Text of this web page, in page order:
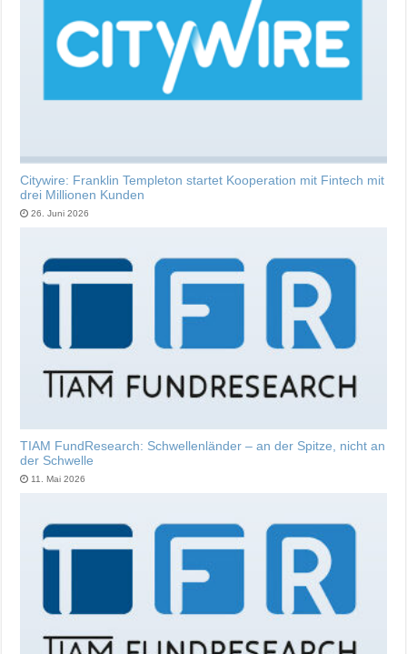
Citywire: Franklin Templeton startet Kooperation mit Fintech mit
drei Millionen Kunden
26. Juni 2026
TIAM FundResearch: Schwellenländer – an der Spitze, nicht an
der Schwelle
11. Mai 2026